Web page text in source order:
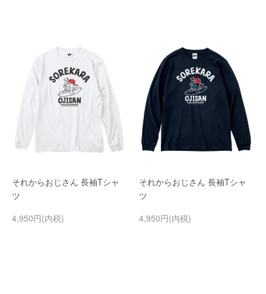
それからおじさん 長袖Tシャ
ツ
4,950円(内税)
それからおじさん 長袖Tシャ
ツ
4,950円(内税)